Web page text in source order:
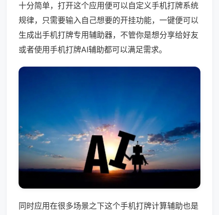
十分简单，打开这个应用便可以自定义手机打牌系统
规律，只需要输入自己想要的开挂功能，一键便可以
生成出手机打牌专用辅助器，不管你是想分享给好友
或者使用手机打牌AI辅助都可以满足需求。
同时应用在很多场景之下这个手机打牌计算辅助也是